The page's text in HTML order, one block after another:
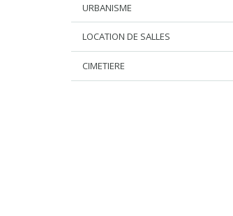
URBANISME
LOCATION DE SALLES
CIMETIERE